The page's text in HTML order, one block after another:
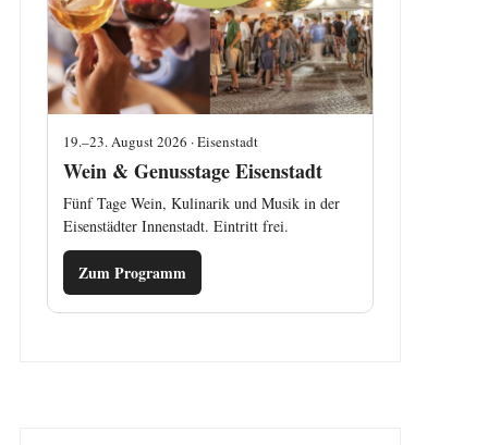
19.–23. August 2026 · Eisenstadt
Wein & Genusstage Eisenstadt
Fünf Tage Wein, Kulinarik und Musik in der
Eisenstädter Innenstadt. Eintritt frei.
Zum Programm